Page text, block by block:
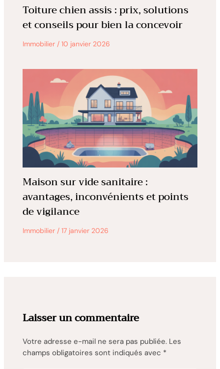
Toiture chien assis : prix, solutions
et conseils pour bien la concevoir
Immobilier/ 10 janvier 2026
Maison sur vide sanitaire :
avantages, inconvénients et points
de vigilance
Immobilier/ 17 janvier 2026
Laisser un commentaire
Votre adresse e-mail ne sera pas publiée. Les
champs obligatoires sont indiqués avec *